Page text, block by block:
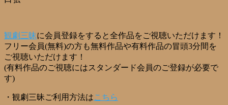
観劇三昧に会員登録をすると全作品をご視聴いただけます！
フリー会員(無料)の方も無料作品や有料作品の冒頭3分間を
ご視聴いただけます！
(有料作品のご視聴にはスタンダード会員のご登録が必要で
す)
・観劇三昧ご利用方法はこちら